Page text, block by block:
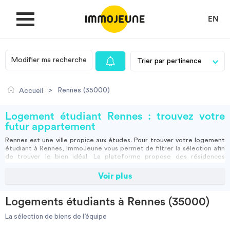
EN
MON COMPTE
Je cherche un logement
Villes
Modifier ma recherche
Accueil > Rennes (35000)
Logement étudiant Rennes : trouvez votre
futur appartement
Rennes est une ville propice aux études. Pour trouver votre logement
étudiant à Rennes, ImmoJeune vous permet de filtrer la sélection afin
de trouver le bien idéal. La plateforme propose des résidences
ainsi toutes les informations nécessaires pour débuter votre année
étudiante à rennes dans une habitation répondant à vos besoins.
meublé à Rennes
, la colocation , une chambre et unerésidence
étudianteen campus. Pensez à visiter les résidences privées proches
de votre établissement scolaire. Vous pouvez également vérifier
(Centre régional des œuvres universitaires
Voir plus
Logements étudiants à Rennes (35000)
La sélection de biens de l’équipe